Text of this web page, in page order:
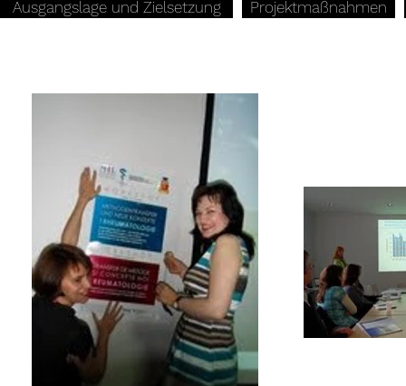
Ausgangslage und Zielsetzung Projektmaßnahmen